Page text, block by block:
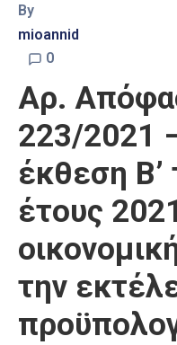
Του
Δήμου
Αποφάσεις
Τηλέφωνα
Καιρός
By
mioannid
0
Αρ.
223/2021
έκθεση Β’
έτους
την